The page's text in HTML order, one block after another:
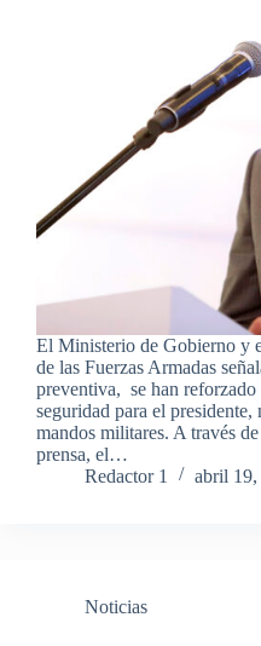
El Ministerio de Gobierno y
de las Fuerzas Armadas
preventiva, se han
seguridad para el presidente,
mandos militares. A través
prensa, el…
Redactor 1
abril 19,
Noticias